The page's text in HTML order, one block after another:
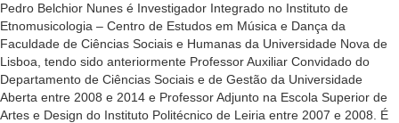
Pedro Belchior Nunes é Investigador Integrado no Instituto de
Etnomusicologia – Centro de Estudos em Música e Dança da
Faculdade de Ciências Sociais e Humanas da Universidade Nova de
Lisboa, tendo sido anteriormente Professor Auxiliar Convidado do
Departamento de Ciências Sociais e de Gestão da Universidade
Aberta entre 2008 e 2014 e Professor Adjunto na Escola Superior de
Artes e Design do Instituto Politécnico de Leiria entre 2007 e 2008. É